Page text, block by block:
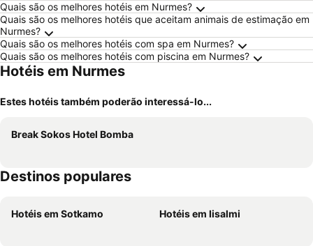
Quais são os melhores hotéis em Nurmes?
Quais são os melhores hotéis que aceitam animais de estimação em
Nurmes?
Quais são os melhores hotéis com spa em Nurmes?
Quais são os melhores hotéis com piscina em Nurmes?
Hotéis em Nurmes
Estes hotéis também poderão interessá-lo...
Break Sokos Hotel Bomba
Destinos populares
Hotéis em Sotkamo Hotéis em Iisalmi